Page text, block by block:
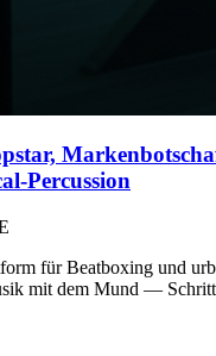
Percussion
für Beatboxing und
mit dem Mund —